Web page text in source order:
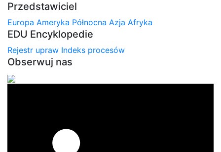
Przedstawiciel
Europa Ameryka Północna Azja Afryka
EDU Encyklopedie
Rejestr upraw Indeks procesów
Obserwuj nas